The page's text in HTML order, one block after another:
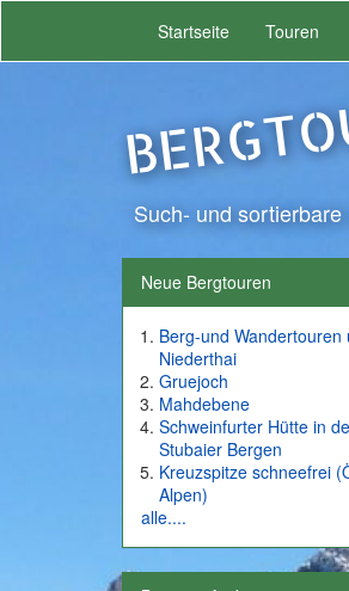
Startseite Touren
Such- und
Neue Bergtouren
Berg-und Wandertouren
Niederthai
Gruejoch
Mahdebene
Schweinfurter Hütte in
Stubaier Bergen
Kreuzspitze schneefrei
Alpen)
alle....